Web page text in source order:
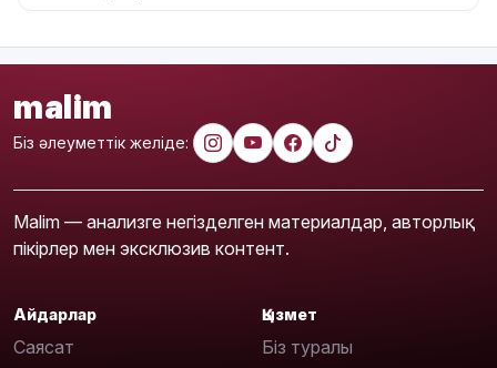
malim
Біз әлеуметтік желіде:
Malim — анализге негізделген материалдар, авторлық
пікірлер мен эксклюзив контент.
Айдарлар
Саясат
Қызмет
Біз туралы